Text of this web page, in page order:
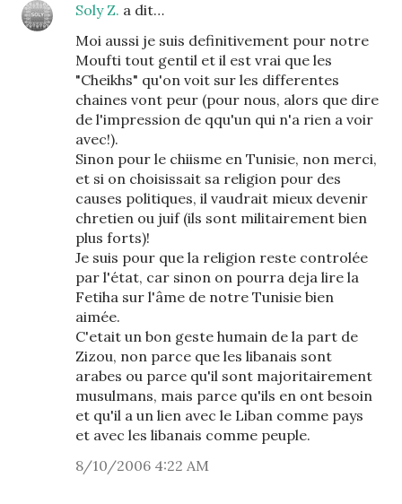
Soly Z. a dit…
Moi aussi je suis definitivement pour notre
Moufti tout gentil et il est vrai que les
"Cheikhs" qu'on voit sur les differentes
chaines vont peur (pour nous, alors que dire
de l'impression de qqu'un qui n'a rien a voir
avec!).
Sinon pour le chiisme en Tunisie, non merci,
et si on choisissait sa religion pour des
causes politiques, il vaudrait mieux devenir
chretien ou juif (ils sont militairement bien
plus forts)!
Je suis pour que la religion reste controlée
par l'état, car sinon on pourra deja lire la
Fetiha sur l'âme de notre Tunisie bien
aimée.
C'etait un bon geste humain de la part de
Zizou, non parce que les libanais sont
arabes ou parce qu'il sont majoritairement
musulmans, mais parce qu'ils en ont besoin
et qu'il a un lien avec le Liban comme pays
et avec les libanais comme peuple.
8/10/2006 4:22 AM